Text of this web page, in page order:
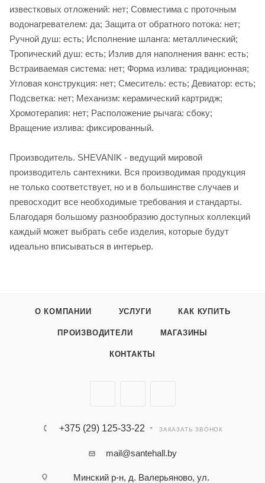
известковых отложений: нет; Совместима с проточным
водонагревателем: да; Защита от обратного потока: нет;
Ручной душ: есть; Исполнение шланга: металлический;
Тропический душ: есть; Излив для наполнения ванн: есть;
Встраиваемая система: нет; Форма излива: традиционная;
Угловая конструкция: нет; Смеситель: есть; Девиатор: есть;
Подсветка: нет; Механизм: керамический картридж;
Хромотерапия: нет; Расположение рычага: сбоку;
Вращение излива: фиксированный.
Производитель. SHEVANIK - ведущий мировой
производитель сантехники. Вся производимая продукция
не только соответствует, но и в большинстве случаев и
превосходит все необходимые требования и стандарты.
Благодаря большому разнообразию доступных коллекций
каждый может выбрать себе изделия, которые будут
идеально вписываться в интерьер.
О КОМПАНИИ УСЛУГИ КАК КУПИТЬ
ПРОИЗВОДИТЕЛИ МАГАЗИНЫ
КОНТАКТЫ
+375 (29) 125-33-22 ЗАКАЗАТЬ ЗВОНОК
mail@santehall.by
Минский р-н, д. Валерьяново, ул.